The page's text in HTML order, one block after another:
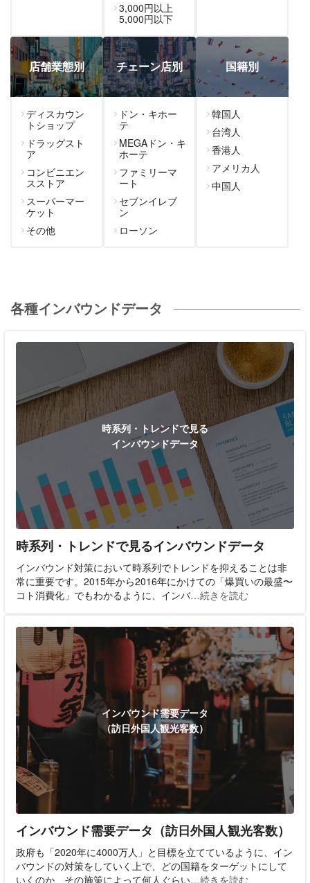
3,000円以上
5,000円以下
店舗業態別
ディスカウン
トショップ
ドラッグスト
ア
コンビニエン
スストア
スーパーマー
ケット
その他
チェーン店別
ドン・キホー
テ
MEGAドン・キ
ホーテ
ファミリーマ
ート
セブンイレブ
ン
ローソン
国籍別
韓国人
台湾人
香港人
アメリカ人
中国人
各種インバウンドデータ
時系列・トレンドで見る
インバウンドデータ
時系列・トレンドで見るインバウンドデータ
インバウンド対策において時系列でトレンドを抑えることは非
常に重要です。2015年から2016年にかけての「爆買いの最盛〜
コト消費化」でもわかるように、インバ…続きを読む
インバウンド需要データ
（訪日外国人観光客数）
インバウンド需要データ（訪日外国人観光客数）
政府も「2020年に4000万人」と目標を立てているように、イン
バウンドの対策をしていく上で、どの国籍をターゲットにして
いくのか、その施策によって何人ぐらい…続きを読む